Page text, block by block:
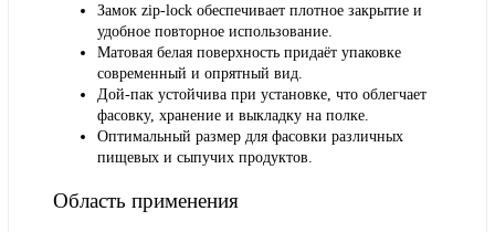
Замок zip-lock обеспечивает плотное закрытие и
удобное повторное использование.
Матовая белая поверхность придаёт упаковке
современный и опрятный вид.
Дой-пак устойчива при установке, что облегчает
фасовку, хранение и выкладку на полке.
Оптимальный размер для фасовки различных
пищевых и сыпучих продуктов.
Область применения